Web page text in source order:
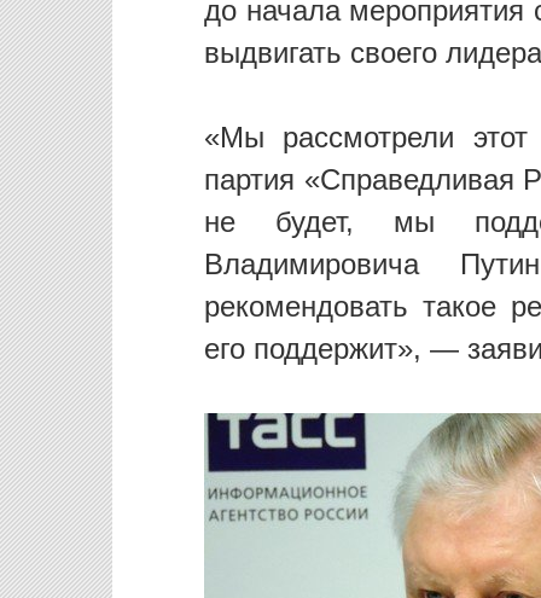
до начала мероприятия
выдвигать своего
«Мы рассмотрели
партия «Справедливая
не будет, мы
Владимировича
рекомендовать такое
его поддержит», —